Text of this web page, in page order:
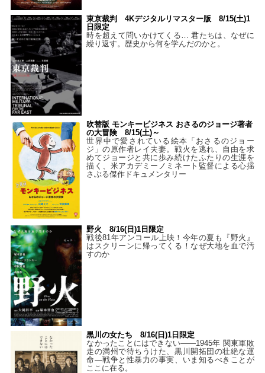
東京裁判 4Kデジタルリマスター版 8/15(土)1
日限定
時を超えて問いかけてくる… 君たちは、なぜに
繰り返す。歴史から何を学んだのかと。
吹替版 モンキービジネス おさるのジョージ著者
の大冒険 8/15(土)～
世界中で愛されている絵本「おさるのジョー
ジ」の原作者レイ夫妻。戦火を逃れ、自由を求
めてジョージと共に歩み続けたふたりの生涯を
描く、米アカデミーノミネート監督による心揺
さぶる傑作ドキュメンタリー
野火 8/16(日)1日限定
戦後81年アンコール上映！今年の夏も『野火』
はスクリーンに帰ってくる！なぜ大地を血で汚
すのか
黒川の女たち 8/16(日)1日限定
なかったことにはできない——1945年 関東軍敗
走の満州で待ちうけた、黒川開拓団の壮絶な運
命―戦争と性暴力の事実、いま知るべきことが
ここに在る。